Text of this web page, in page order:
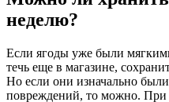
неделю?
Если ягоды уже были
течь еще в магазине,
Но если они изначально
повреждений, то можно. При